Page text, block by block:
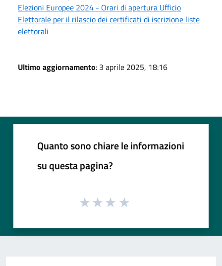
Elezioni Europee 2024 - Orari di apertura Ufficio
Elettorale per il rilascio dei certificati di iscrizione liste
elettorali
Ultimo aggiornamento: 3 aprile 2025, 18:16
Quanto sono chiare le informazioni
su questa pagina?